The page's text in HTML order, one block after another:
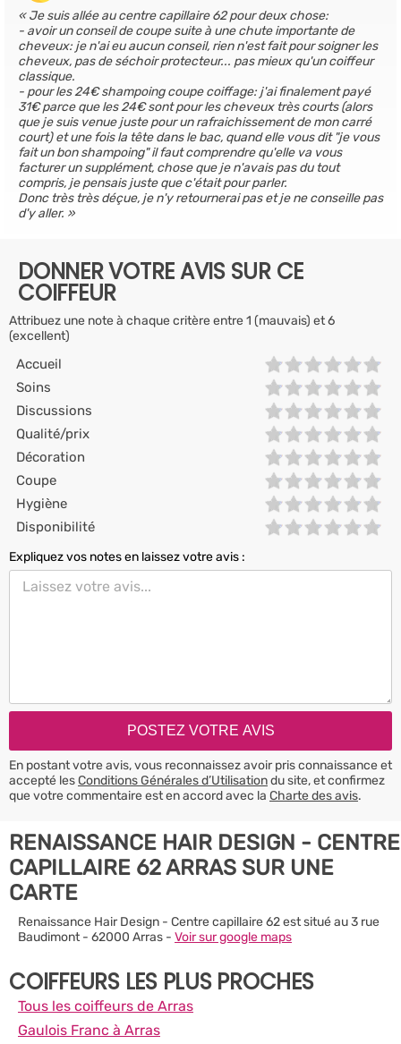
Je suis allée au centre capillaire 62 pour deux chose:
- avoir un conseil de coupe suite à une chute importante de
cheveux: je n'ai eu aucun conseil, rien n'est fait pour soigner les
cheveux, pas de séchoir protecteur... pas mieux qu'un coiffeur
classique.
- pour les 24€ shampoing coupe coiffage: j'ai finalement payé
31€ parce que les 24€ sont pour les cheveux très courts (alors
que je suis venue juste pour un rafraichissement de mon carré
court) et une fois la tête dans le bac, quand elle vous dit "je vous
fait un bon shampoing" il faut comprendre qu'elle va vous
facturer un supplément, chose que je n'avais pas du tout
compris, je pensais juste que c'était pour parler.
Donc très très déçue, je n'y retournerai pas et je ne conseille pas
d'y aller.
DONNER VOTRE AVIS SUR CE
COIFFEUR
Attribuez une note à chaque critère entre 1 (mauvais) et 6
(excellent)
Accueil
Soins
Discussions
Qualité/prix
Décoration
Coupe
Hygiène
Disponibilité
Expliquez vos notes en laissez votre avis :
En postant votre avis, vous reconnaissez avoir pris connaissance et
accepté lesConditions Générales d’Utilisationdu site, et confirmez
que votre commentaire est en accord avec la Charte des avis.
RENAISSANCE HAIR DESIGN - CENTRE
CAPILLAIRE 62 ARRAS SUR UNE
CARTE
Renaissance Hair Design - Centre capillaire 62 est situé au 3 rue
Baudimont - 62000 Arras - Voir sur google maps
COIFFEURS LES PLUS PROCHES
Tous les coiffeurs de Arras
Gaulois Franc à Arras